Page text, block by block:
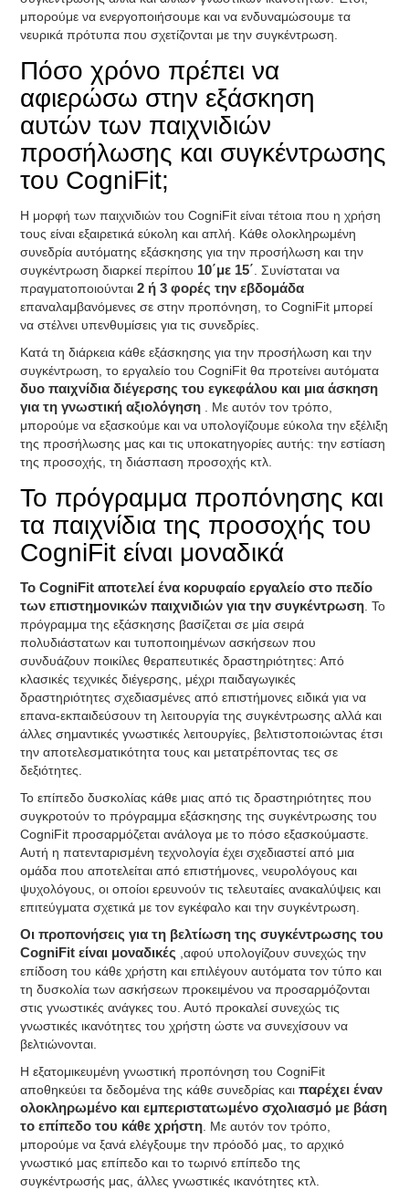
μπορούμε να ενεργοποιήσουμε και να ενδυναμώσουμε τα
νευρικά πρότυπα που σχετίζονται με την συγκέντρωση.
Πόσο χρόνο πρέπει να
αφιερώσω στην εξάσκηση
αυτών των παιχνιδιών
προσήλωσης και συγκέντρωσης
του CogniFit;
Η μορφή των παιχνιδιών του CogniFit είναι τέτοια που η χρήση
τους είναι εξαιρετικά εύκολη και απλή. Κάθε ολοκληρωμένη
συνεδρία αυτόματης εξάσκησης για την προσήλωση και την
συγκέντρωση διαρκεί περίπου 10΄με 15΄
. Συνίσταται να
πραγματοποιούνται2 ή 3 φορές την εβδομάδα
επαναλαμβανόμενες σε στην προπόνηση, το CogniFit μπορεί
να στέλνει υπενθυμίσεις για τις συνεδρίες.
Κατά τη διάρκεια κάθε εξάσκησης για την προσήλωση και την
συγκέντρωση, το εργαλείο του CogniFit θα προτείνει αυτόματα
δυο παιχνίδια διέγερσης του εγκεφάλου και μια άσκηση
για τη γνωστική αξιολόγηση . Με αυτόν τον τρόπο,
μπορούμε να εξασκούμε και να υπολογίζουμε εύκολα την εξέλιξη
της προσήλωσης μας και τις υποκατηγορίες αυτής: την εστίαση
της προσοχής, τη διάσπαση προσοχής κτλ.
Το πρόγραμμα προπόνησης και
τα παιχνίδια της προσοχής του
CogniFit είναι μοναδικά
Το CogniFit αποτελεί ένα κορυφαίο εργαλείο στο πεδίο
των επιστημονικών παιχνιδιών για την συγκέντρωση . Το
πρόγραμμα της εξάσκησης βασίζεται σε μία σειρά
πολυδιάστατων και τυποποιημένων ασκήσεων που
συνδυάζουν ποικίλες θεραπευτικές δραστηριότητες: Από
κλασικές τεχνικές διέγερσης, μέχρι παιδαγωγικές
δραστηριότητες σχεδιασμένες από επιστήμονες ειδικά για να
επανα-εκπαιδεύσουν τη λειτουργία της συγκέντρωσης αλλά και
άλλες σημαντικές γνωστικές λειτουργίες, βελτιστοποιώντας έτσι
την αποτελεσματικότητα τους και μετατρέποντας τες σε
δεξιότητες.
Το επίπεδο δυσκολίας κάθε μιας από τις δραστηριότητες που
συγκροτούν το πρόγραμμα εξάσκησης της συγκέντρωσης του
CogniFit προσαρμόζεται ανάλογα με το πόσο εξασκούμαστε.
Αυτή η πατενταρισμένη τεχνολογία έχει σχεδιαστεί από μια
ομάδα που αποτελείται από επιστήμονες, νευρολόγους και
ψυχολόγους, οι οποίοι ερευνούν τις τελευταίες ανακαλύψεις και
επιτεύγματα σχετικά με τον εγκέφαλο και την συγκέντρωση.
Οι προπονήσεις για τη βελτίωση της συγκέντρωσης του
CogniFit είναι μοναδικές ,αφού υπολογίζουν συνεχώς την
επίδοση του κάθε χρήστη και επιλέγουν αυτόματα τον τύπο και
τη δυσκολία των ασκήσεων προκειμένου να προσαρμόζονται
στις γνωστικές ανάγκες του. Αυτό προκαλεί συνεχώς τις
γνωστικές ικανότητες του χρήστη ώστε να συνεχίσουν να
βελτιώνονται.
Η εξατομικευμένη γνωστική προπόνηση του CogniFit
αποθηκεύει τα δεδομένα της κάθε συνεδρίας καιπαρέχει έναν
ολοκληρωμένο και εμπεριστατωμένο σχολιασμό με βάση
το επίπεδο του κάθε χρήστη . Με αυτόν τον τρόπο,
μπορούμε να ξανά ελέγξουμε την πρόοδό μας, το αρχικό
γνωστικό μας επίπεδο και το τωρινό επίπεδο της
συγκέντρωσής μας, άλλες γνωστικές ικανότητες κτλ.